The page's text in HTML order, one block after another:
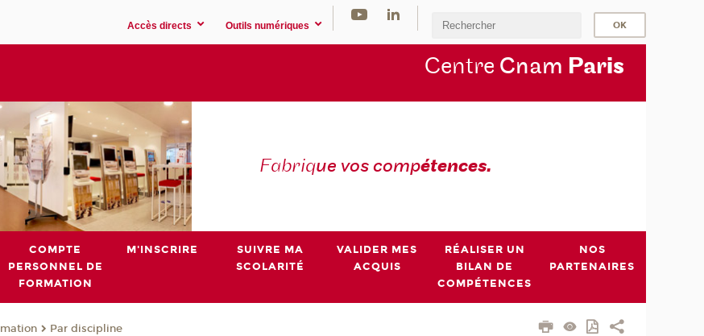
Accès directs Outils numériques
Centre Cnam Paris
Fabrique vos compétences.
COMPTE
PERSONNEL DE
FORMATION
M'INSCRIRE
SUIVRE MA
SCOLARITÉ
VALIDER MES
ACQUIS
RÉALISER UN
BILAN DE
COMPÉTENCES
NOS
PARTENAIRES
Par discipline